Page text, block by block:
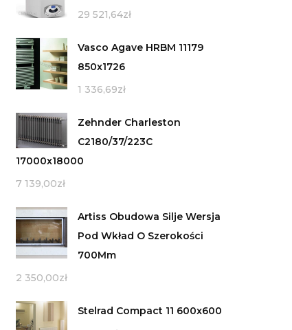
29 521,64zł
Vasco Agave HRBM 11179
850x1726
1 336,69zł
Zehnder Charleston
C2180/37/223C
17000x18000
7 139,00zł
Artiss Obudowa Silje Wersja
Pod Wkład O Szerokości
700Mm
2 350,00zł
Stelrad Compact 11 600x600